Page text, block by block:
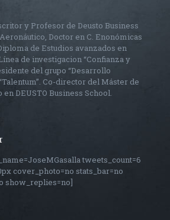
y Profesor de Deusto Business
Doctor en C. Enonómicas
de Estudios avanzados en
de investigacion “Confianza y
del grupo “Desarrollo
Co-director del Máster de
DEUSTO Business School.
tweets_count=6
cover_photo=no stats_bar=no
show_replies=no]